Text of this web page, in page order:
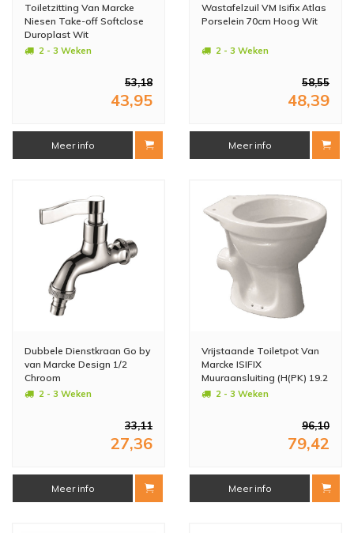
Toiletzitting Van Marcke
Niesen Take-off Softclose
Duroplast Wit
2 - 3 Weken
53,18
43,95
Meer info
Wastafelzuil VM Isifix Atlas
Porselein 70cm Hoog Wit
2 - 3 Weken
58,55
48,39
Meer info
Dubbele Dienstkraan Go by
van Marcke Design 1/2
Chroom
2 - 3 Weken
33,11
27,36
Meer info
Vrijstaande Toiletpot Van
Marcke ISIFIX
Muuraansluiting (H(PK) 19.2
cm Wit2 - 3 Weken
96,10
79,42
Meer info